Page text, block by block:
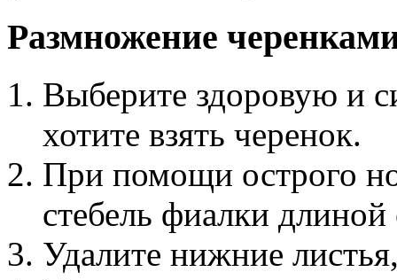
Размножение
Выберите здоровую и
хотите взять черенок.
При помощи острого
стебель фиалки
Удалите нижние